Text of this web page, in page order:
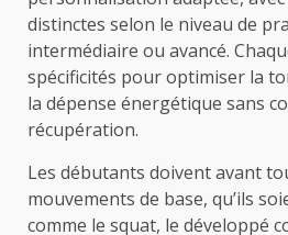
distinctes selon le niveau de
intermédiaire ou avancé.
spécificités pour optimiser la
la dépense énergétique sans
récupération.
Les débutants doivent avant
mouvements de base, qu’ils
comme le squat, le développé